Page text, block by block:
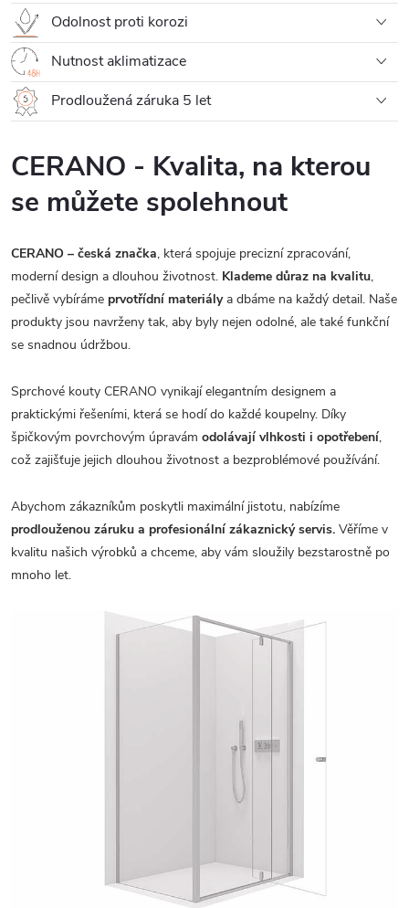
Odolnost proti korozi
Nutnost aklimatizace
Prodloužená záruka 5 let
CERANO - Kvalita, na kterou
se můžete spolehnout
CERANO – česká značka, která spojuje precizní zpracování,
moderní design a dlouhou životnost. Klademe důraz na kvalitu,
pečlivě vybíráme prvotřídní materiálya dbáme na každý detail. Naše
produkty jsou navrženy tak, aby byly nejen odolné, ale také funkční
se snadnou údržbou.
Sprchové kouty CERANO vynikají elegantním designem a
praktickými řešeními, která se hodí do každé koupelny. Díky
špičkovým povrchovým úpravám odolávají vlhkosti i opotřebení,
což zajišťuje jejich dlouhou životnost a bezproblémové používání.
Abychom zákazníkům poskytli maximální jistotu, nabízíme
prodlouženou záruku a profesionální zákaznický servis. Věříme v
kvalitu našich výrobků a chceme, aby vám sloužily bezstarostně po
mnoho let.